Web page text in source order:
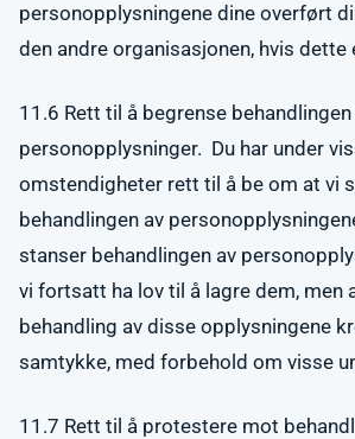
personopplysningene dine overført
den andre organisasjonen, hvis dette
11.6 Rett til å begrense behandlingen
personopplysninger. Du har under
omstendigheter rett til å be om at vi
behandlingen av
stanser behandlingen av
vi fortsatt ha lov til å lagre dem, men
behandling av disse opplysningene
samtykke, med forbehold om visse
11.7 Rett til å protestere mot